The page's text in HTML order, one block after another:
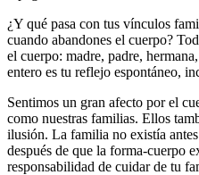
¿Y qué pasa con tus vínculos
cuando abandones el cuerpo?
el cuerpo: madre, padre,
entero es tu reflejo espontáneo,
Sentimos un gran afecto por el
como nuestras familias. Ellos
ilusión. La familia no existía
después de que la forma-cuerpo
responsabilidad de cuidar de tu